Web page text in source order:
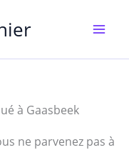
à Gaasbeek
ne parvenez pas à